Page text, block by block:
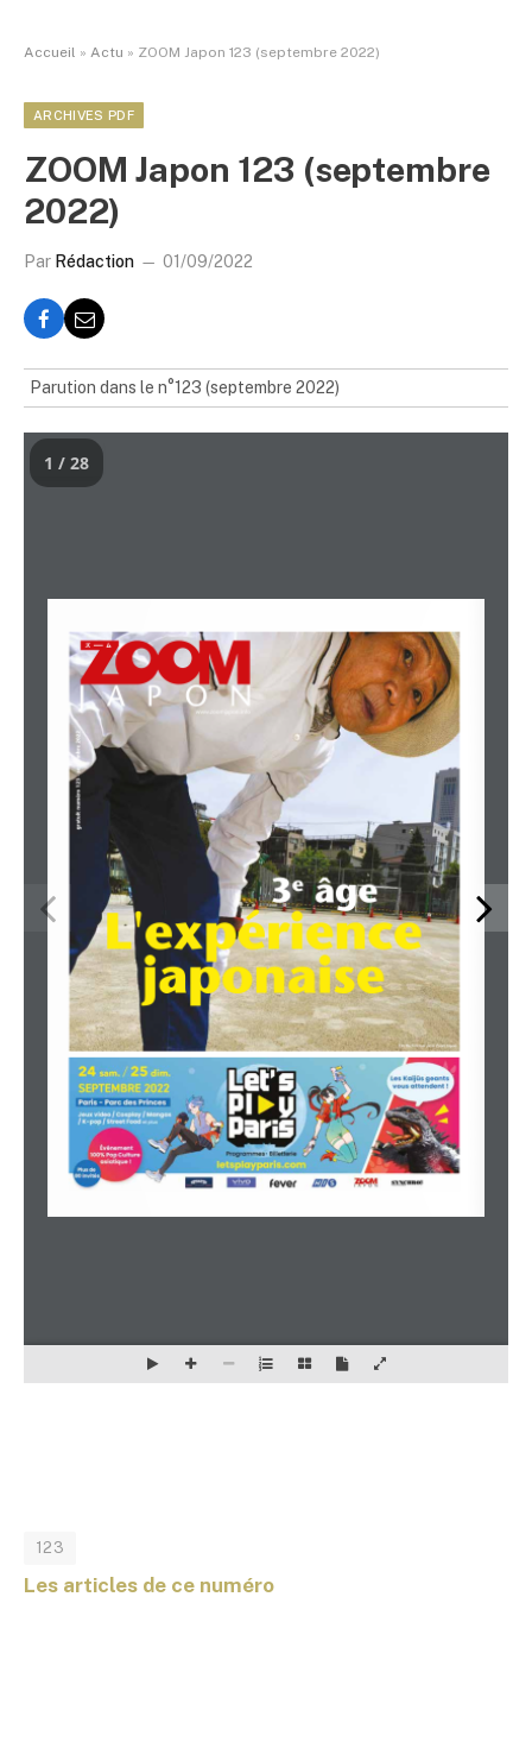
Accueil » Actu » ZOOM Japon 123 (septembre 2022)
ARCHIVES PDF
ZOOM Japon 123 (septembre
2022)
Par Rédaction 01/09/2022
Parution dans le n°123 (septembre 2022)
1 / 28
123
Les articles de ce numéro